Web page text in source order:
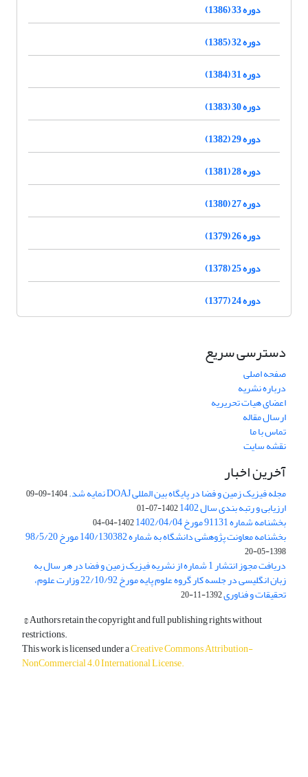
دوره 33 (1386)
دوره 32 (1385)
دوره 31 (1384)
دوره 30 (1383)
دوره 29 (1382)
دوره 28 (1381)
دوره 27 (1380)
دوره 26 (1379)
دوره 25 (1378)
دوره 24 (1377)
دسترسی سریع
صفحه اصلی
درباره نشریه
اعضای هیات تحریریه
ارسال مقاله
تماس با ما
نقشه سایت
آخرین اخبار
مجله فیزیک زمین و فضا در پایگاه بین المللی DOAJ نمایه شد. 1404-09-09
ارزیابی و رتبه بندی سال 1402 1402-07-01
بخشنامه شماره 91131 مورخ 1402/04/04 1402-04-04
بخشنامه معاونت پژوهشی دانشگاه به شماره 140/130382 مورخ 98/5/20
1398-05-20
دریافت مجوز انتشار 1 شماره از نشریه فیزیک زمین و فضا در هر سال به
زبان انگلیسی در جلسه کار گروه علوم پایه مورخ 22/10/92 وزارت علوم،
تحقیقات و فناوری1392-11-20
© Authors retain the copyright and full publishing rights without
restrictions.
This work is licensed under aCreative Commons Attribution-
NonCommercial 4.0 International License.